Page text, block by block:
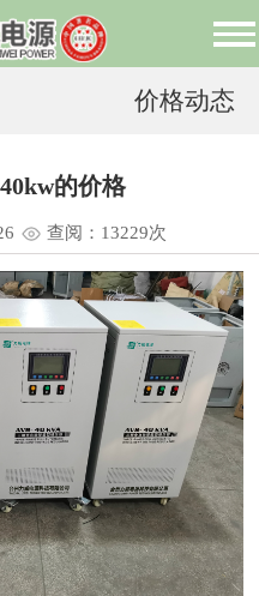
价格动态
的价格
查阅：13229次